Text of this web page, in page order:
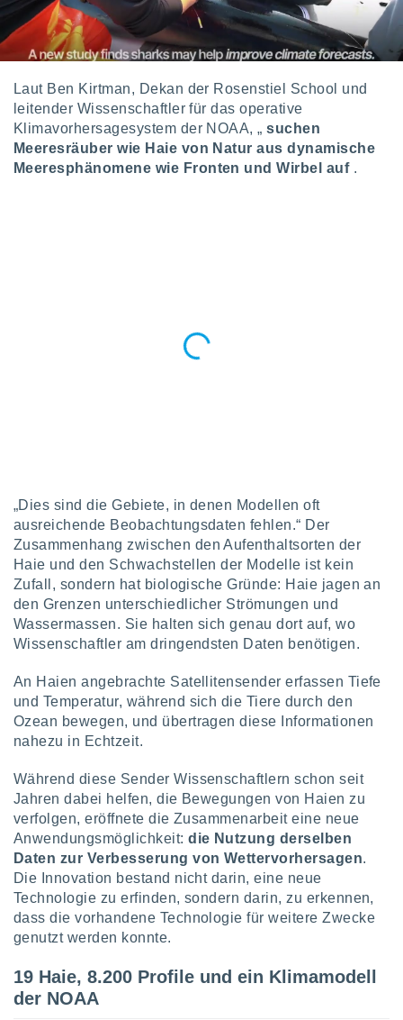
jederzeit
der
indem
" oder
zur
von
zur
der
von
von
durch
der
zur
Inhalten.
und
Laut Ben Kirtman, Dekan der Rosenstiel School und
leitender Wissenschaftler für das operative
Klimavorhersagesystem der NOAA, „suchen
Meeresräuber wie Haie von Natur aus dynamische
Meeresphänomene wie Fronten und Wirbel auf.
„Dies sind die Gebiete, in denen Modellen oft
ausreichende Beobachtungsdaten fehlen.“ Der
Zusammenhang zwischen den Aufenthaltsorten der
Haie und den Schwachstellen der Modelle ist kein
Zufall, sondern hat biologische Gründe: Haie jagen an
den Grenzen unterschiedlicher Strömungen und
Wassermassen. Sie halten sich genau dort auf, wo
Wissenschaftler am dringendsten Daten benötigen.
An Haien angebrachte Satellitensender erfassen Tiefe
und Temperatur, während sich die Tiere durch den
Ozean bewegen, und übertragen diese Informationen
nahezu in Echtzeit.
Während diese Sender Wissenschaftlern schon seit
Jahren dabei helfen, die Bewegungen von Haien zu
verfolgen, eröffnete die Zusammenarbeit eine neue
Anwendungsmöglichkeit:die Nutzung derselben
Daten zur Verbesserung von Wettervorhersagen.
Die Innovation bestand nicht darin, eine neue
Technologie zu erfinden, sondern darin, zu erkennen,
dass die vorhandene Technologie für weitere Zwecke
genutzt werden konnte.
19 Haie, 8.200 Profile und ein Klimamodell
der NOAA